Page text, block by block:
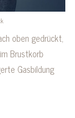
oben gedrückt,
Brustkorb
Gasbildung